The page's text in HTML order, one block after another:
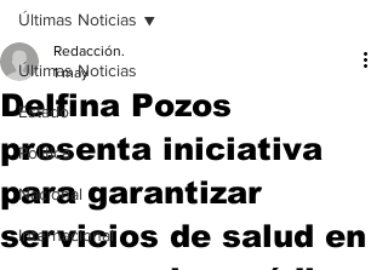
Últimas Noticias
Estado
Política
Nacional
Internacional
Últimas Noticias
Delfina Pozos
presenta iniciativa
para garantizar
servicios de salud en
Redacción.
1 may